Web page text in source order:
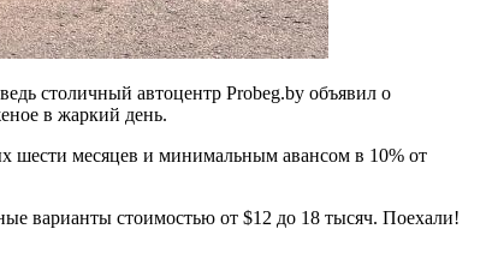
столичный автоцентр Probeg.by объявил о
в жаркий день.
шести месяцев и минимальным авансом в 10% от
варианты стоимостью от $12 до 18 тысяч. Поехали!